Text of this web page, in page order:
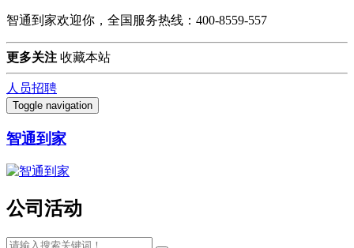
智通到家欢迎你，全国服务热线：400-8559-557
更多关注 收藏本站
人员招聘
Toggle navigation
智通到家
公司活动